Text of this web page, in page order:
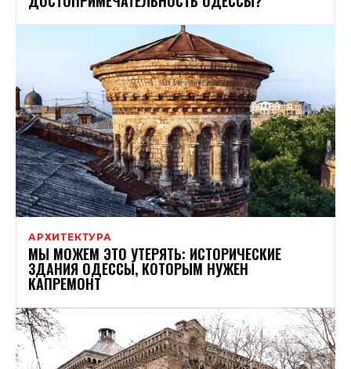
АРХИТЕКТУРА
МЫ МОЖЕМ ЭТО УТЕРЯТЬ: ИСТОРИЧЕСКИЕ
ЗДАНИЯ ОДЕССЫ, КОТОРЫМ НУЖЕН
КАПРЕМОНТ